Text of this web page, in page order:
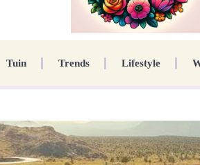
Tuin Trends Lifestyle